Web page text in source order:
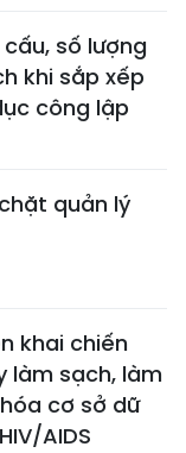
số lượng
khi sắp xếp
công lập
quản lý
khai chiến
làm sạch, làm
cơ sở dữ
AIDS